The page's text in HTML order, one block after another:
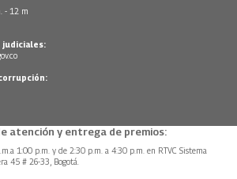
- 12 m
judiciales:
atención y entrega de premios:
1:00 p.m. y de 2:30 p.m. a 4:30 p.m. en RTVC Sistema
45 # 26-33, Bogotá.